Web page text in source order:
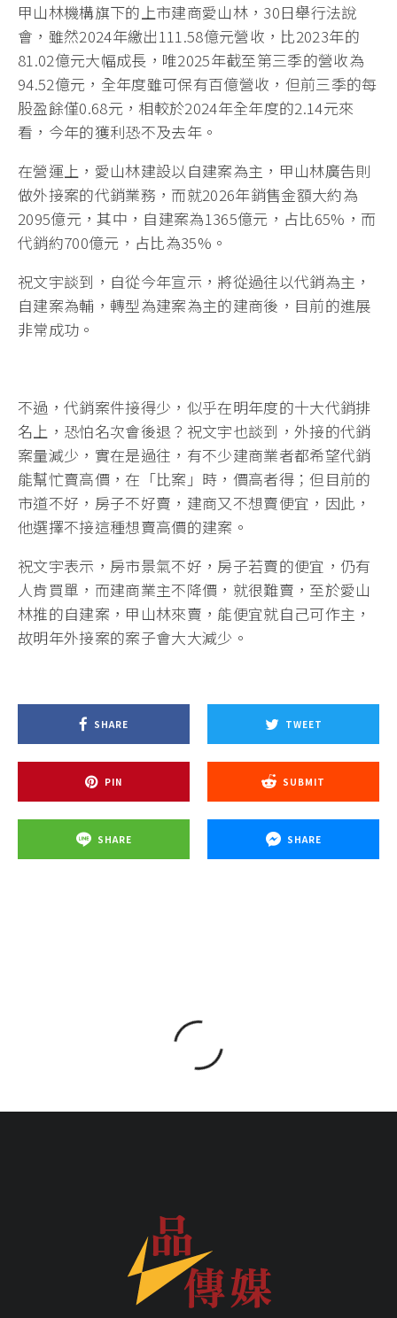
甲山林機構旗下的上市建商愛山林，30日舉行法說
會，雖然2024年繳出111.58億元營收，比2023年的
81.02億元大幅成長，唯2025年截至第三季的營收為
94.52億元，全年度雖可保有百億營收，但前三季的每
股盈餘僅0.68元，相較於2024年全年度的2.14元來
看，今年的獲利恐不及去年。
在營運上，愛山林建設以自建案為主，甲山林廣告則
做外接案的代銷業務，而就2026年銷售金額大約為
2095億元，其中，自建案為1365億元，占比65%，而
代銷約700億元，占比為35%。
祝文宇談到，自從今年宣示，將從過往以代銷為主，
自建案為輔，轉型為建案為主的建商後，目前的進展
非常成功。
不過，代銷案件接得少，似乎在明年度的十大代銷排
名上，恐怕名次會後退？祝文宇也談到，外接的代銷
案量減少，實在是過往，有不少建商業者都希望代銷
能幫忙賣高價，在「比案」時，價高者得；但目前的
市道不好，房子不好賣，建商又不想賣便宜，因此，
他選擇不接這種想賣高價的建案。
祝文宇表示，房市景氣不好，房子若賣的便宜，仍有
人肯買單，而建商業主不降價，就很難賣，至於愛山
林推的自建案，甲山林來賣，能便宜就自己可作主，
故明年外接案的案子會大大減少。
SHARE TWEET
PIN SUBMIT
SHARE SHARE